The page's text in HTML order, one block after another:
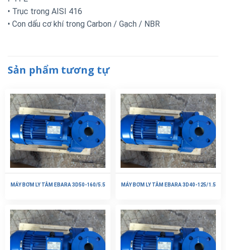
• Trục trong AISI 416
• Con dấu cơ khí trong Carbon / Gạch / NBR
Sản phẩm tương tự
MÁY BƠM LY TÂM EBARA 3D50-160/5.5 MÁY BƠM LY TÂM EBARA 3D40-125/1.5